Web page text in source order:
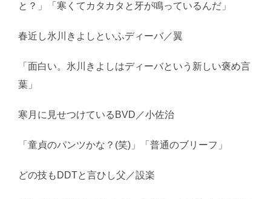
と？」「寒くてカタカタと牙が鳴っているんだ」
春近し氷川きよしといふディーバ／翼
「面白い。氷川きよしはディーバという新しい褒め言
葉」
寒月に見せつけているBVD／小佐治
「童貞のパンツかな？(笑)」「普通のブリーフ」
どの技もDDTと言ひし父／設楽